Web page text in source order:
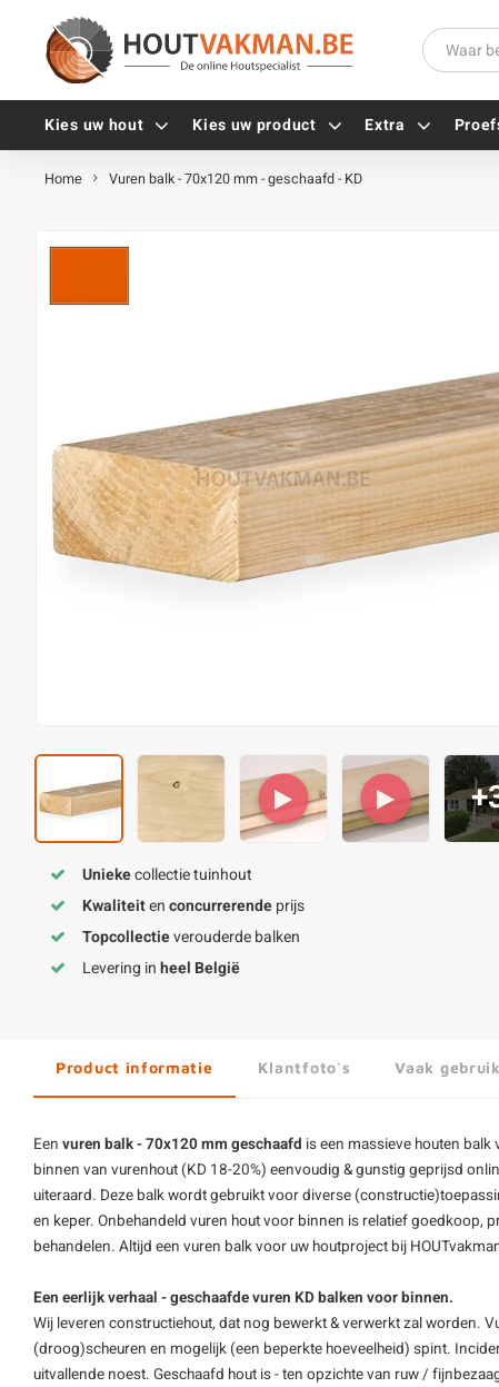
Kies uw hout Kies uw product Extra
Tellerkopschroeven
Alle vijzen
PuraFix
Verbindingsstukken
Houten pennen
Home Vuren balk - 70x120 mm - geschaafd - KD
Uniekecollectie tuinhout
Kwaliteitenconcurrerendeprijs
Topcollectieverouderde balken
Levering inheel België
Product informatie Klantfoto's Vaak
Een vuren balk - 70x120 mm geschaafd is een massieve houten
binnen van vurenhout (KD 18-20%) eenvoudig & gunstig geprijsd
uiteraard. Deze balk wordt gebruikt voor diverse
en keper. Onbehandeld vuren hout voor binnen is relatief goedkoop,
behandelen. Altijd een vuren balkvoor uw houtproject bij
Een eerlijk verhaal - geschaafde vuren KD balken voor binnen.
Wij leveren constructiehout, dat nog bewerkt & verwerkt zal worden.
(droog)scheuren en mogelijk (een beperkte hoeveelheid) spint.
uitvallende noest. Geschaafd hout is - ten opzichte van ruw /